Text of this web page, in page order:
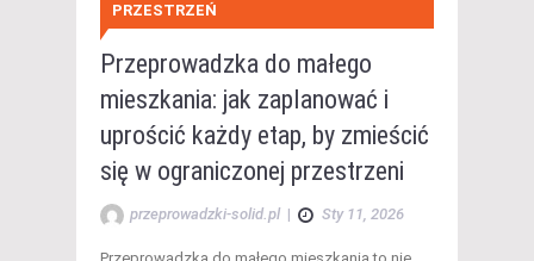
PRZESTRZEŃ
Przeprowadzka do małego
mieszkania: jak zaplanować i
uprościć każdy etap, by zmieścić
się w ograniczonej przestrzeni
przeprowadzki-solid.pl | Sty 11, 2026